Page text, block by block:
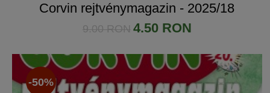
Corvin rejtvénymagazin - 2025/18
9.00 RON 4.50 RON
-50%